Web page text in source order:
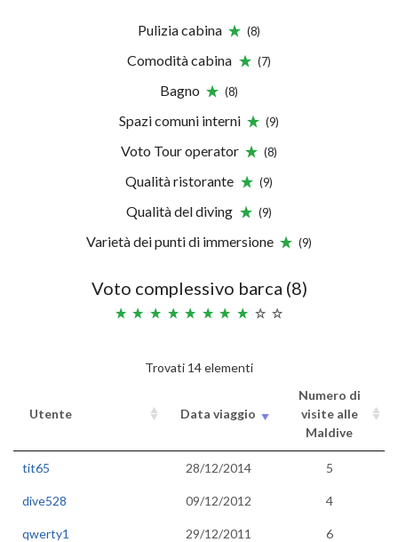
Pulizia cabina (8)
Comodità cabina (7)
Bagno (8)
Spazi comuni interni (9)
Voto Tour operator (8)
Qualità ristorante (9)
Qualità del diving (9)
Varietà dei punti di immersione (9)
Voto complessivo barca (8)
Trovati 14 elementi
Utente Data viaggio
Numero di
visite alle
Maldive
tit65 28/12/2014 5
dive528 09/12/2012 4
qwerty1 29/12/2011 6